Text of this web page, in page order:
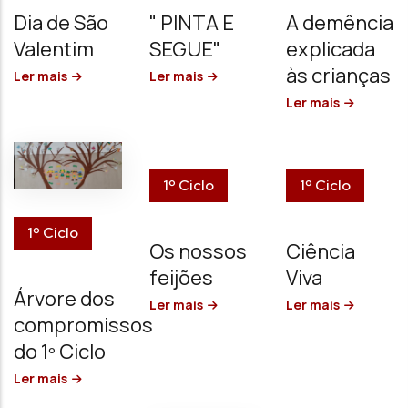
Dia de São
Valentim
Ler mais
" PINTA E
SEGUE"
Ler mais
A demência
explicada
às crianças
Ler mais
1º Ciclo
Árvore dos
compromissos
do 1º Ciclo
Ler mais
1º Ciclo
Os nossos
feijões
Ler mais
1º Ciclo
Ciência
Viva
Ler mais